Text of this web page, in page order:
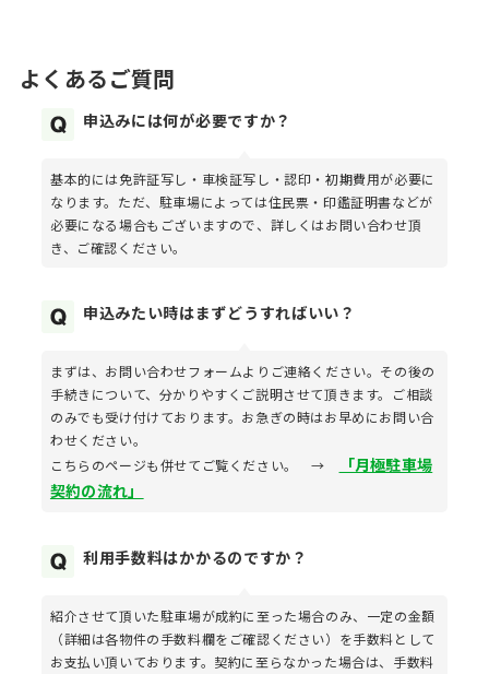
よくあるご質問
申込みには何が必要ですか？
基本的には免許証写し・車検証写し・認印・初期費用が必要に
なります。ただ、駐車場によっては住民票・印鑑証明書などが
必要になる場合もございますので、詳しくはお問い合わせ頂
き、ご確認ください。
申込みたい時はまずどうすればいい？
まずは、お問い合わせフォームよりご連絡ください。その後の
手続きについて、分かりやすくご説明させて頂きます。ご相談
のみでも受け付けております。お急ぎの時はお早めにお問い合
わせください。
こちらのページも併せてご覧ください。 →
「月極駐車場
契約の流れ」
利用手数料はかかるのですか？
紹介させて頂いた駐車場が成約に至った場合のみ、一定の金額
（詳細は各物件の手数料欄をご確認ください）を手数料として
お支払い頂いております。契約に至らなかった場合は、手数料